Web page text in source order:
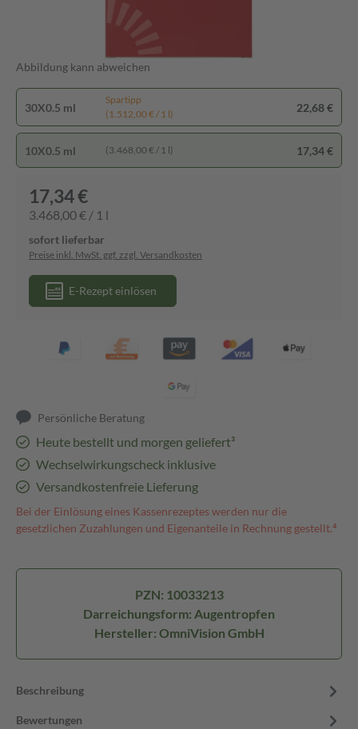
Abbildung kann abweichen
30X0.5 ml
Spartipp
(1.512,00 € / 1 l)
22,68 €
10X0.5 ml (3.468,00 € / 1 l) 17,34 €
17,34 €
3.468,00 € / 1 l
sofort lieferbar
Preise inkl. MwSt. ggf. zzgl. Versandkosten
E-Rezept einlösen
Persönliche Beratung
Heute bestellt und morgen geliefert³
Wechselwirkungscheck inklusive
Versandkostenfreie Lieferung
Bei der Einlösung eines Kassenrezeptes werden nur die
gesetzlichen Zuzahlungen und Eigenanteile in Rechnung gestellt.⁴
PZN: 10033213
Darreichungsform: Augentropfen
Hersteller: OmniVision GmbH
Beschreibung
Bewertungen